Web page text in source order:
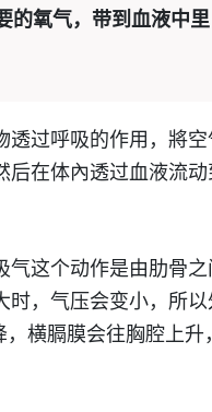
的氧气，带到血液中
过呼吸的作用，將
在体內透过血液流动
这个动作是由肋骨
，气压会变小，所
横膈膜会往胸腔上